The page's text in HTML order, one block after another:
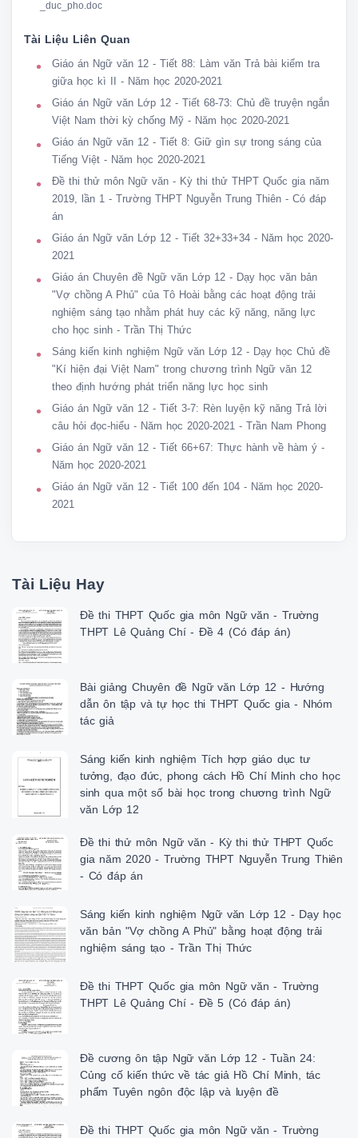
_duc_pho.doc
Tài Liệu Liên Quan
Giáo án Ngữ văn 12 - Tiết 88: Làm văn Trả bài kiểm tra
giữa học kì II - Năm học 2020-2021
Giáo án Ngữ văn Lớp 12 - Tiết 68-73: Chủ đề truyện ngắn
Việt Nam thời kỳ chống Mỹ - Năm học 2020-2021
Giáo án Ngữ văn 12 - Tiết 8: Giữ gìn sự trong sáng của
Tiếng Việt - Năm học 2020-2021
Đề thi thử môn Ngữ văn - Kỳ thi thử THPT Quốc gia năm
2019, lần 1 - Trường THPT Nguyễn Trung Thiên - Có đáp
án
Giáo án Ngữ văn Lớp 12 - Tiết 32+33+34 - Năm học 2020-
2021
Giáo án Chuyên đề Ngữ văn Lớp 12 - Dạy học văn bản
"Vợ chồng A Phủ" của Tô Hoài bằng các hoạt động trải
nghiệm sáng tạo nhằm phát huy các kỹ năng, năng lực
cho học sinh - Trần Thị Thức
Sáng kiến kinh nghiệm Ngữ văn Lớp 12 - Dạy học Chủ đề
"Kí hiện đại Việt Nam" trong chương trình Ngữ văn 12
theo định hướng phát triển năng lực học sinh
Giáo án Ngữ văn 12 - Tiết 3-7: Rèn luyện kỹ năng Trả lời
câu hỏi đọc-hiểu - Năm học 2020-2021 - Trần Nam Phong
Giáo án Ngữ văn 12 - Tiết 66+67: Thực hành về hàm ý -
Năm học 2020-2021
Giáo án Ngữ văn 12 - Tiết 100 đến 104 - Năm học 2020-
2021
Tài Liệu Hay
Đề thi THPT Quốc gia môn Ngữ văn - Trường
THPT Lê Quảng Chí - Đề 4 (Có đáp án)
Bài giảng Chuyên đề Ngữ văn Lớp 12 - Hướng
dẫn ôn tập và tự học thi THPT Quốc gia - Nhóm
tác giả
Sáng kiến kinh nghiệm Tích hợp giáo dục tư
tưởng, đạo đức, phong cách Hồ Chí Minh cho học
sinh qua một số bài học trong chương trình Ngữ
văn Lớp 12
Đề thi thử môn Ngữ văn - Kỳ thi thử THPT Quốc
gia năm 2020 - Trường THPT Nguyễn Trung Thiên
- Có đáp án
Sáng kiến kinh nghiệm Ngữ văn Lớp 12 - Dạy học
văn bản "Vợ chồng A Phủ" bằng hoạt động trải
nghiệm sáng tạo - Trần Thị Thức
Đề thi THPT Quốc gia môn Ngữ văn - Trường
THPT Lê Quảng Chí - Đề 5 (Có đáp án)
Đề cương ôn tập Ngữ văn Lớp 12 - Tuần 24:
Củng cố kiến thức về tác giả Hồ Chí Minh, tác
phẩm Tuyên ngôn độc lập và luyện đề
Đề thi THPT Quốc gia môn Ngữ văn - Trường